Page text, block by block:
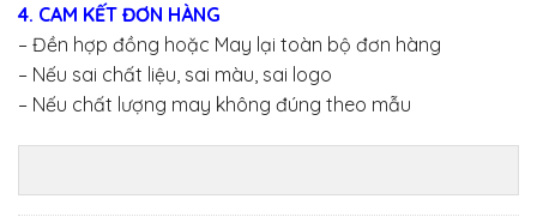
4. CAM KẾT ĐƠN HÀNG
– Đền hợp đồng hoặc May lại toàn bộ đơn hàng
– Nếu sai chất liệu, sai màu, sai logo
– Nếu chất lượng may không đúng theo mẫu